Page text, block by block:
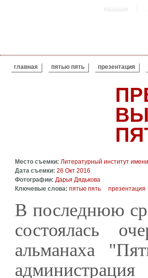
главная
ВЫ ЗДЕСЬ
главная пятью пять презентация
Место съемки: Литературный институт
Дата съемки: 26 Окт 2016
Фотографии: Дарья Дядькова
Ключевые слова: пятью пять презентация
В последнюю
состоялась
альманаха